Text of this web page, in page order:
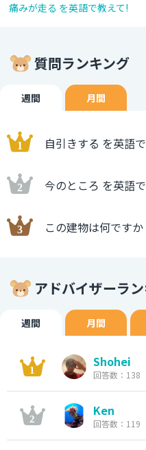
痛みが走る を英語で教えて!
質問ランキング
週間 月間
自引きする を英語
今のところ を英語
この建物は何です
アドバイザーラ
週間 月間
Shohei
回答数：138
Ken
回答数：119